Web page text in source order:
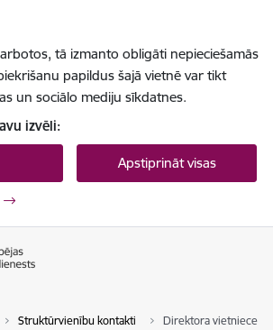
tā izmanto obligāti nepieciešamās
papildus šajā vietnē var tikt
un sociālo mediju sīkdatnes.
izvēli:
Apstiprināt visas
Struktūrvienību kontakti Direktora vietniece